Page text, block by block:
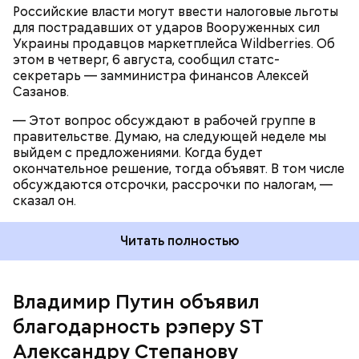
Российские власти могут ввести налоговые льготы
для пострадавших от ударов Вооруженных сил
Украины продавцов маркетплейса Wildberries. Об
этом в четверг, 6 августа, сообщил статс-
секретарь — замминистра финансов Алексей
Сазанов.
— Этот вопрос обсуждают в рабочей группе в
правительстве. Думаю, на следующей неделе мы
выйдем с предложениями. Когда будет
окончательное решение, тогда объявят. В том числе
обсуждаются отсрочки, рассрочки по налогам, —
сказал он.
Читать полностью
Владимир Путин объявил
благодарность рэперу ST
Александру Степанову
27 июля российский лидер удостоил орденом «За
доблестный труд» председателя Государственной
думыВячеслава Володина. Политик получил
1 мая Путин также присвоил звание
Коллектив Российского государственного
художественно-промышленного университета
имени Строганова тоже был удостоен почетного
знака «За успехи в труде».